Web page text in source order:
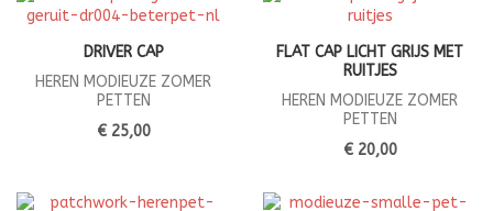
DRIVER CAP
HEREN MODIEUZE ZOMER
PETTEN
€ 25,00
FLAT CAP LICHT GRIJS MET
RUITJES
HEREN MODIEUZE ZOMER
PETTEN
€ 20,00